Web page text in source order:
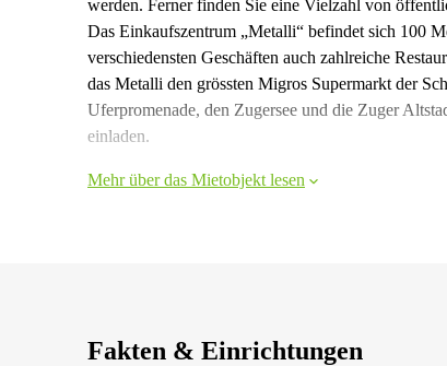
werden. Ferner finden Sie eine Vielzahl von
Das Einkaufszentrum „Metalli“ befindet sich 100
verschiedensten Geschäften auch zahlreiche
das Metalli den grössten Migros Supermarkt der
Uferpromenade, den Zugersee und die Zuger
einladen.
Mehr über das Mietobjekt lesen
Fakten & Einrichtungen